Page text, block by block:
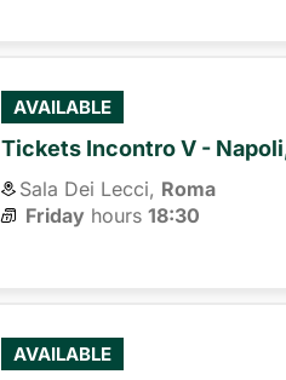
AVAILABLE
Tickets Incontro V -
Sala Dei Lecci, Roma
Fridayhours 18:30
AVAILABLE